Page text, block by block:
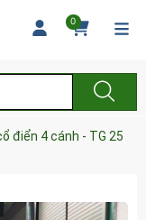
0
điển 4 cánh - TG 25